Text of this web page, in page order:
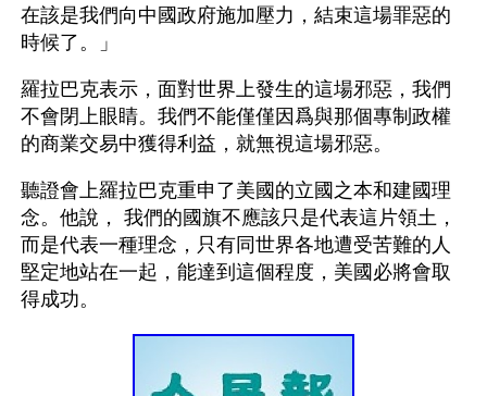
在該是我們向中國政府施加壓力，結束這場罪惡的
時候了。」
羅拉巴克表示，面對世界上發生的這場邪惡，我們
不會閉上眼睛。我們不能僅僅因爲與那個專制政權
的商業交易中獲得利益，就無視這場邪惡。
聽證會上羅拉巴克重申了美國的立國之本和建國理
念。他說， 我們的國旗不應該只是代表這片領土，
而是代表一種理念，只有同世界各地遭受苦難的人
堅定地站在一起，能達到這個程度，美國必將會取
得成功。